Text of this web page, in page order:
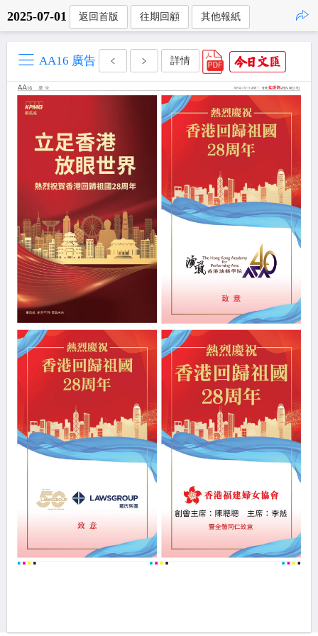
2025-07-01 返回首版 往期回顧 其他報紙
AA16 廣告 詳情